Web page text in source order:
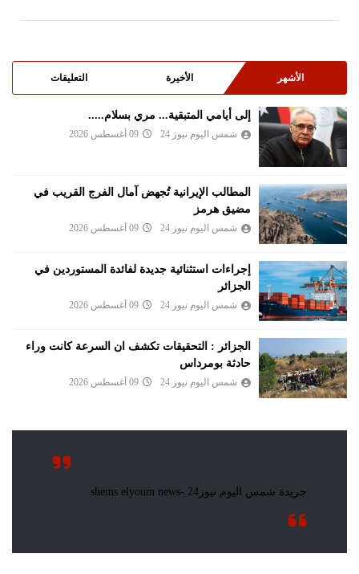
الأشهر الأخيرة التعليقات
إلى أيامي المتبقية... مري بسلام.....
شمس اليوم نيوز 24 09 أغسطس 2026
المطالب الإيرانية تُجهض آمال الفرج القريب في
مضيق هرمز
شمس اليوم نيوز 24 09 أغسطس 2026
إجراءات استثنائية جديدة لفائدة المستوردين في
الجزائر
شمس اليوم نيوز 24 09 أغسطس 2026
الجزائر : التحقيقات تكشف ان السرعة كانت وراء
حادثة بومرداس
شمس اليوم نيوز 24 09 أغسطس 2026